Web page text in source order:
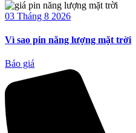
03 Tháng 8 2026
Vì sao pin năng lượng mặt trời
Báo giá